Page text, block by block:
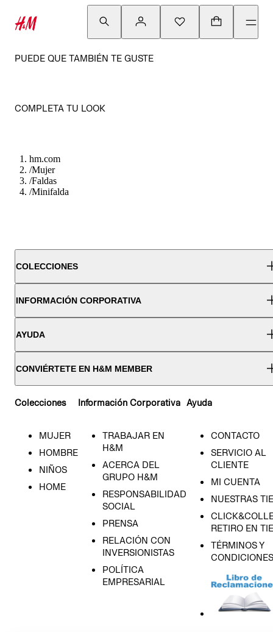
PUEDE QUE TAMBIÉN TE GUSTE
COMPLETA TU LOOK
hm.com
/Mujer
/Faldas
/Minifalda
COLECCIONES
INFORMACIÓN CORPORATIVA
AYUDA
CONVIÉRTETE EN H&M MEMBER
Colecciones
MUJER
HOMBRE
NIÑOS
HOME
Información Corporativa
TRABAJAR EN
H&M
ACERCA DEL
GRUPO H&M
RESPONSABILIDAD
SOCIAL
PRENSA
RELACIÓN CON
INVERSIONISTAS
POLÍTICA
EMPRESARIAL
Ayuda
CONTACTO
SERVICIO AL
CLIENTE
MI CUENTA
NUESTRAS
RETIRO EN
TÉRMINOS Y
CONDICIONES